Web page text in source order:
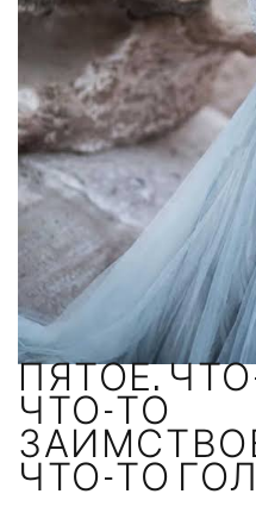
ПЯТОЕ.
ЧТО-ТО
ЧТО-ТО